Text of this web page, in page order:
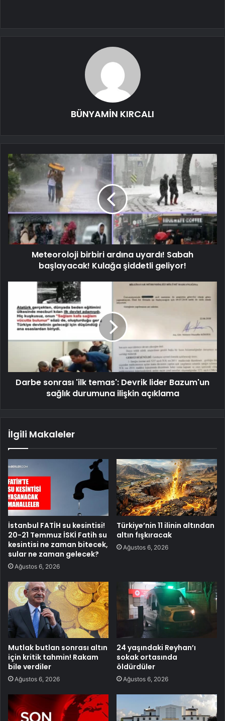
BÜNYAMİN KIRCALI
Meteoroloji birbiri ardına uyardı! Sabah
başlayacak! Kulağa şiddetli geliyor!
Darbe sonrası 'ilk temas': Devrik lider Bazum'un
sağlık durumuna ilişkin açıklama
İlgili Makaleler
İstanbul FATİH su kesintisi!
20-21 Temmuz İSKİ Fatih su
kesintisi ne zaman bitecek,
sular ne zaman gelecek?
Ağustos 6, 2026
Türkiye’nin 11 ilinin altından
altın fışkıracak
Ağustos 6, 2026
Mutlak butlan sonrası altın
için kritik tahmin! Rakam
bile verdiler
Ağustos 6, 2026
24 yaşındaki Reyhan’ı
sokak ortasında
öldürdüler
Ağustos 6, 2026